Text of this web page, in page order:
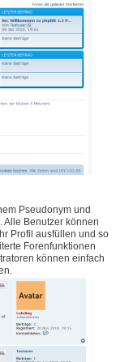
Pseudonym und
Alle Benutzer können
Profil ausfüllen und so
Forenfunktionen
können einfach